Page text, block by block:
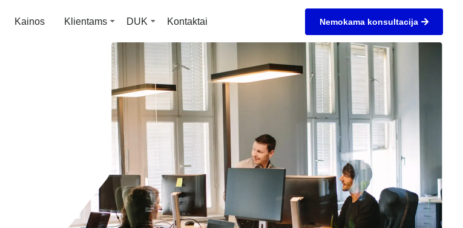
Kainos Klientams DUK Kontaktai Nemokama konsultacija